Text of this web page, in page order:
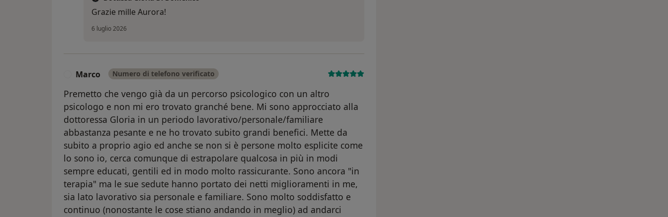
Grazie mille Aurora!
6 luglio 2026
Marco Numero di telefono verificato
Premetto che vengo già da un percorso psicologico con un altro
psicologo e non mi ero trovato granché bene. Mi sono approcciato alla
dottoressa Gloria in un periodo lavorativo/personale/familiare
abbastanza pesante e ne ho trovato subito grandi benefici. Mette da
subito a proprio agio ed anche se non si è persone molto esplicite come
lo sono io, cerca comunque di estrapolare qualcosa in più in modi
sempre educati, gentili ed in modo molto rassicurante. Sono ancora "in
terapia" ma le sue sedute hanno portato dei netti miglioramenti in me,
sia lato lavorativo sia personale e familiare. Sono molto soddisfatto e
continuo (nonostante le cose stiano andando in meglio) ad andarci